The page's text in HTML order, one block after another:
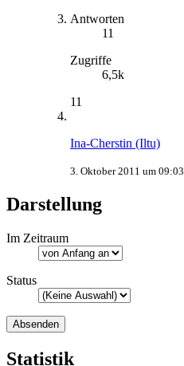
Antworten
11
Zugriffe
6,5k
11
Ina-Cherstin (Iltu)
3. Oktober 2011 um 09:03
Darstellung
Im Zeitraum
Status
Statistik